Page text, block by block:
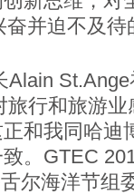
并迫不及
St.Ange
行和旅游
和我同哈迪
。GTEC
尔海洋节组